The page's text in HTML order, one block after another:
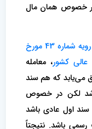
در خصوص همان مال
رای وحدت رویه شماره 43 مورخ
، معامله
می‌یابد که هم سند
لکن در خصوص
سند اول عادی باشد
باشد. نتیجتاً